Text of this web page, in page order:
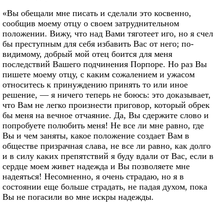
«Вы обещали мне писать и сделали это косвенно,
сообщив моему отцу о своем затруднительном
положении. Вижу, что над Вами тяготеет иго, но я счел
бы преступным для себя избавить Вас от него; по-
видимому, добрый мой отец боится для меня
последствий Вашего подчинения Порпоре. Но раз Вы
пишете моему отцу, с каким сожалением и ужасом
относитесь к принуждению принять то или иное
решение, — я ничего теперь не боюсь: это доказывает,
что Вам не легко произнести приговор, который обрек
бы меня на вечное отчаяние. Да, Вы сдержите слово и
попробуете полюбить меня! Не все ли мне равно, где
Вы и чем заняты, какое положение создает Вам в
обществе призрачная слава, не все ли равно, как долго
и в силу каких препятствий я буду вдали от Вас, если в
сердце моем живет надежда и Вы позволяете мне
надеяться! Несомненно, я очень страдаю, но я в
состоянии еще больше страдать, не падая духом, пока
Вы не погасили во мне искры надежды.